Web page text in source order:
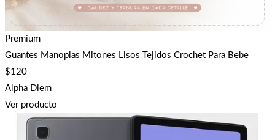
Premium
Guantes Manoplas Mitones Lisos Tejidos Crochet Para Bebe
$120
Alpha Diem
Ver producto